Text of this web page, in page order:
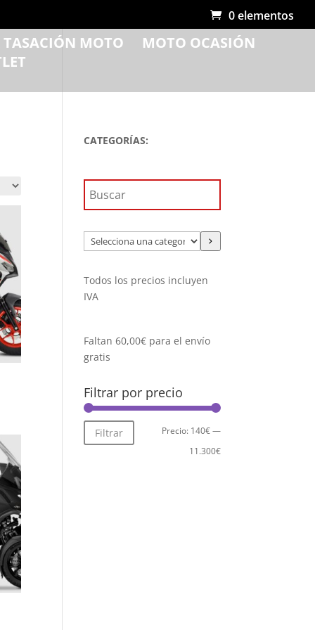
0 elementos
MOTO
MOTO OCASIÓN
CATEGORÍAS:
Selecciona
una
Todos los precios incluyen
IVA
Faltan60,00€ para el envío
gratis
Filtrar por precio
Precio
mínimo
Precio
máximo
Filtrar Precio: 140€—
11.300€